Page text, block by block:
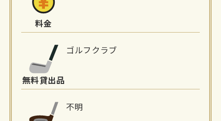
料金
無料貸出品
ゴルフクラブ
不明